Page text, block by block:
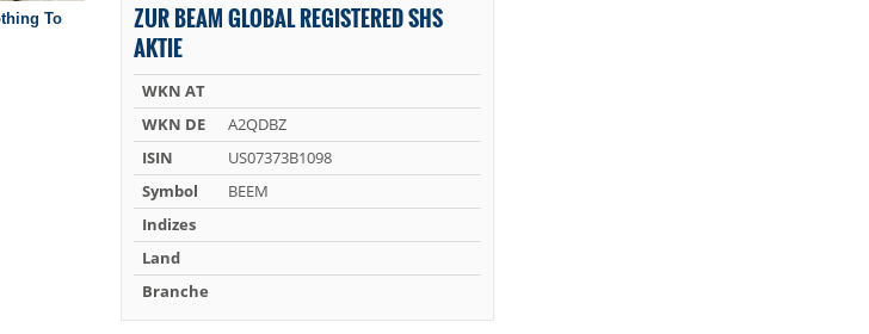
ZUR BEAM GLOBAL REGISTERED SHS
AKTIE
WKN AT
WKN DE
A2QDBZ
ISIN
US07373B1098
Symbol
BEEM
Indizes
Land
Branche